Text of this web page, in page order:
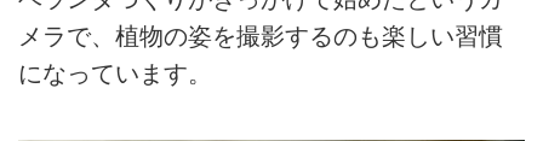
メラで、植物の姿を撮影するのも楽しい習慣
になっています。